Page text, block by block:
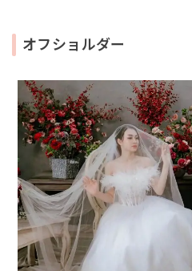
オフショルダー